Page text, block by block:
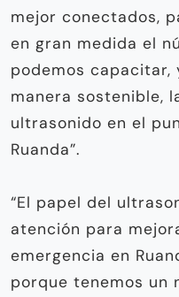
mejor conectados,
en gran medida el
podemos capacitar,
manera sostenible,
ultrasonido en el
Ruanda”.
“El papel del
atención para
emergencia en
porque tenemos un